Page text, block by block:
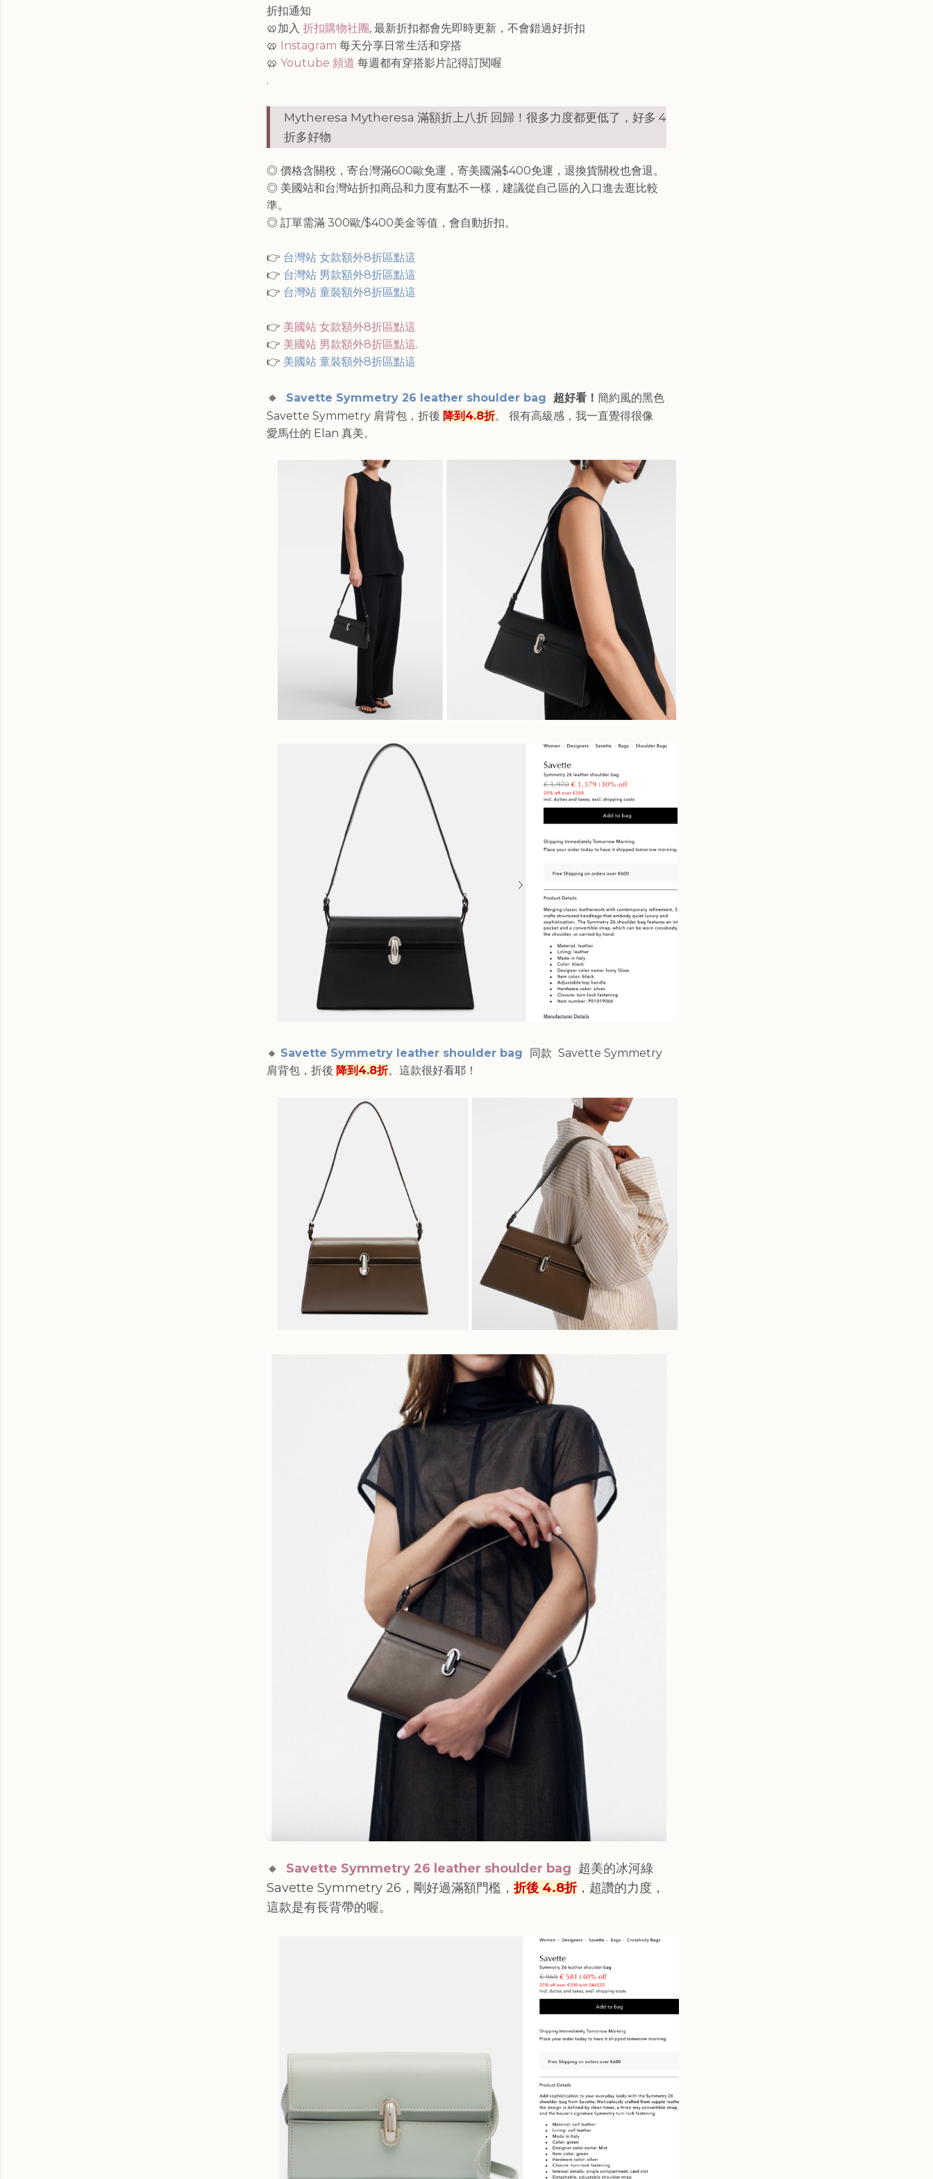
折扣通知
🥨加入 折扣購物社團, 最新折扣都會先即時更新，不會錯過好折扣
🥨 Instagram 每天分享日常生活和穿搭
🥨 Youtube 頻道 每週都有穿搭影片記得訂閱喔
.
Mytheresa Mytheresa 滿額折上八折 回歸！很多力度都更低了，好多 4
折多好物
◎ 價格含關稅，寄台灣滿600歐免運，寄美國滿$400免運，退換貨關稅也會退。
◎ 美國站和台灣站折扣商品和力度有點不一樣，建議從自己區的入口進去逛比較
準。
◎ 訂單需滿 300歐/$400美金等值，會自動折扣。
👉 台灣站 女款額外8折區點這
👉 台灣站 男款額外8折區點這
👉 台灣站 童裝額外8折區點這
👉 美國站 女款額外8折區點這
👉 美國站 男款額外8折區點這.
👉 美國站 童裝額外8折區點這
🔸 Savette Symmetry 26 leather shoulder bag 超好看！ 簡約風的黑色
Savette Symmetry 肩背包 ，折後 降到4.8折。 很有高級感，我一直覺得很像
愛馬仕的 Elan 真美。
🔸 Savette Symmetry leather shoulder bag 同款 Savette Symmetry
肩背包 ，折後 降到4.8折。這款很好看耶！
🔸 Savette Symmetry 26 leather shoulder bag 超美的冰河綠
Savette Symmetry 26，剛好過滿額門檻， 折後 4.8折，超讚的力度，
這款是有長背帶的喔。